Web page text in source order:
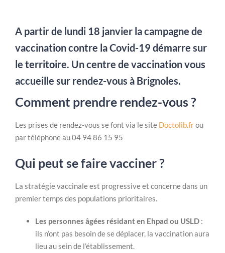
A partir de lundi 18 janvier la campagne de
vaccination contre la Covid-19 démarre sur
le territoire. Un centre de vaccination vous
accueille sur rendez-vous à Brignoles.
Comment prendre rendez-vous ?
Les prises de rendez-vous se font via le site Doctolib.frou
par téléphone au 04 94 86 15 95
Qui peut se faire vacciner ?
La stratégie vaccinale est progressive et concerne dans un
premier temps des populations prioritaires.
Les personnes âgées résidant en Ehpad ou USLD :
ils n’ont pas besoin de se déplacer, la vaccination aura
lieu au sein de l’établissement.